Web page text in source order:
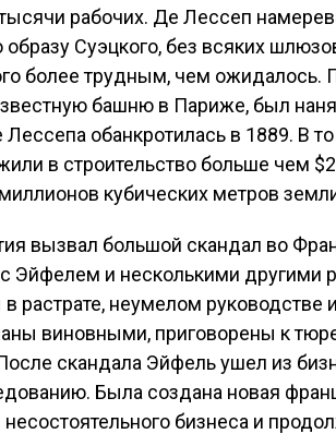
рабочих. Де Лессеп
образу Суэцкого, без всяких
более трудным, чем ожидалось.
башню в Париже, был
обанкротилась в 1889. В
в строительство больше чем
кубических метров
вызвал большой скандал во
Эйфелем и несколькими другими
растрате, неумелом руководстве
виновными, приговорены к
скандала Эйфель ушел из
Была создана новая
бизнеса и